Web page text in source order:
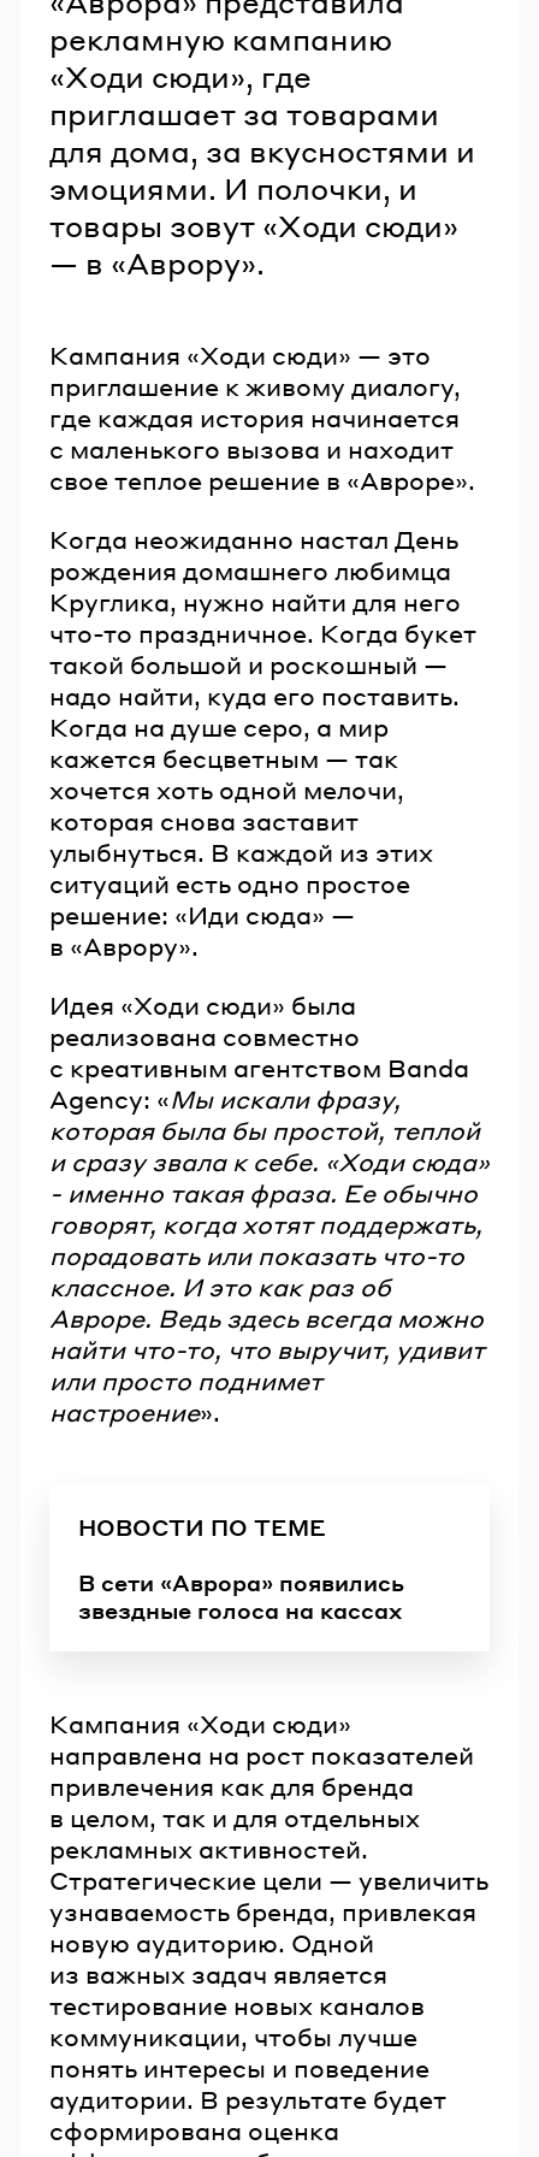
рекламную кампанию
«Ходи сюди», где
приглашает за товарами
для дома, за вкусностями и
эмоциями. И полочки, и
товары зовут «Ходи сюди»
— в «Аврору».
Кампания «Ходи сюди» — это
приглашение к живому диалогу,
где каждая история начинается
с маленького вызова и находит
свое теплое решение в «Авроре».
Когда неожиданно настал День
рождения домашнего любимца
Круглика, нужно найти для него
что-то праздничное. Когда букет
такой большой и роскошный —
надо найти, куда его поставить.
Когда на душе серо, а мир
кажется бесцветным — так
хочется хоть одной мелочи,
которая снова заставит
улыбнуться. В каждой из этих
ситуаций есть одно простое
решение: «Иди сюда» —
в «Аврору».
Идея «Ходи сюди» была
реализована совместно
с креативным агентством Banda
Agency: «Мы искали фразу,
которая была бы простой, теплой
и сразу звала к себе. «Ходи сюда»
- именно такая фраза. Ее обычно
говорят, когда хотят поддержать,
порадовать или показать что-то
классное. И это как раз об
Авроре. Ведь здесь всегда можно
найти что-то, что выручит, удивит
или просто поднимет
настроение».
НОВОСТИ ПО ТЕМЕ
В сети «Аврора» появились
звездные голоса на кассах
Кампания «Ходи сюди»
направлена на рост показателей
привлечения как для бренда
в целом, так и для отдельных
рекламных активностей.
Стратегические цели — увеличить
узнаваемость бренда, привлекая
новую аудиторию. Одной
из важных задач является
тестирование новых каналов
коммуникации, чтобы лучше
понять интересы и поведение
аудитории. В результате будет
сформирована оценка